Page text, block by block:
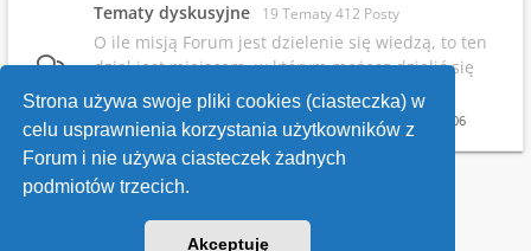
Strona używa swoje pliki cookies (ciasteczka) w
celu usprawnienia korzystania użytkowników z
Forum i nie używa ciasteczek żadnych
podmiotów trzecich.
Akceptuję
Tematy dyskusyjne 19 Tematy 412 Posty
O ile misją Forum jest dzielenie się wiedzą, to ten
dział jest miejscem, w którym możesz dzielić się
swoimi opiniami.
Re: Infowsparcie.net/wria/ pr… Grzegorz 19 maja 2026, 22:06